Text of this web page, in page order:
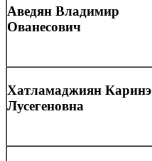
Аведян Владимир
Ованесович
Хатламаджиян Каринэ
Лусегеновна